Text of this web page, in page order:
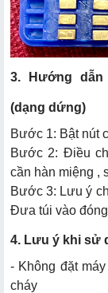
3. Hướng dẫn
(dạng dứng)
Bước 1: Bật nút
Bước 2: Điều
cần hàn miệng ,
Bước 3: Lưu ý
Đưa túi vào
4. Lưu ý khi sử
- Không đặt
cháy